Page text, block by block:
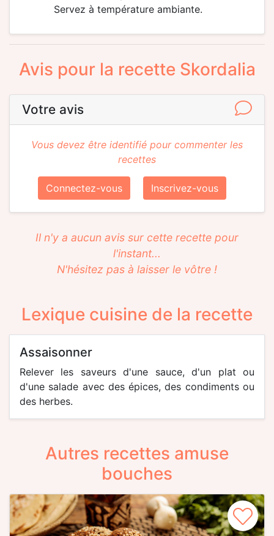
Servez à température ambiante.
Avis pour la recette Skordalia
Votre avis
Vous devez être identifié pour commenter les
recettes
Connectez-vous Inscrivez-vous
Il n'y a aucun avis sur cette recette pour
l'instant...
N'hésitez pas à laisser le vôtre !
Lexique cuisine de la recette
assaisonner
Relever les saveurs d'une sauce, d'un plat ou
d'une salade avec des épices, des condiments ou
des herbes.
Autres recettes amuse
bouches